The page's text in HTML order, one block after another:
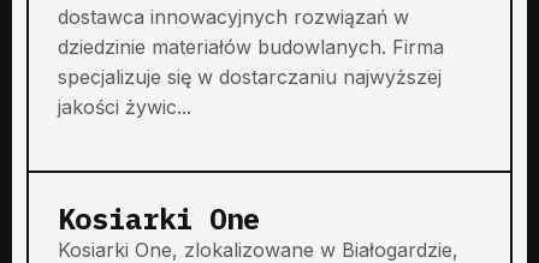
dostawca innowacyjnych rozwiązań w
dziedzinie materiałów budowlanych. Firma
specjalizuje się w dostarczaniu najwyższej
jakości żywic...
Kosiarki One
Kosiarki One, zlokalizowane w Białogardzie,